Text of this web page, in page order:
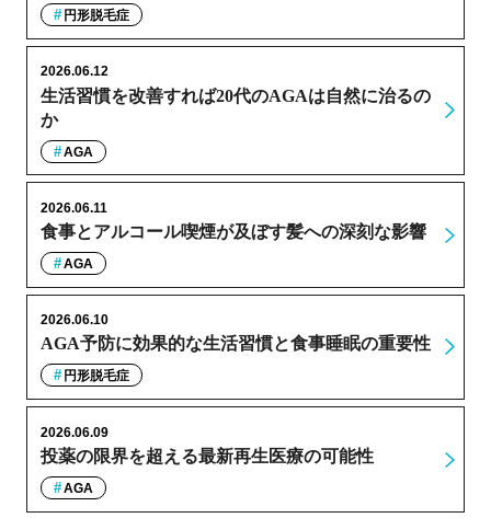
円形脱毛症
生活習慣を改善すれば20代のAGAは自然に治るの
か
2026.06.12
AGA
食事とアルコール喫煙が及ぼす髪への深刻な影響
2026.06.11
AGA
AGA予防に効果的な生活習慣と食事睡眠の重要性
2026.06.10
円形脱毛症
投薬の限界を超える最新再生医療の可能性
2026.06.09
AGA